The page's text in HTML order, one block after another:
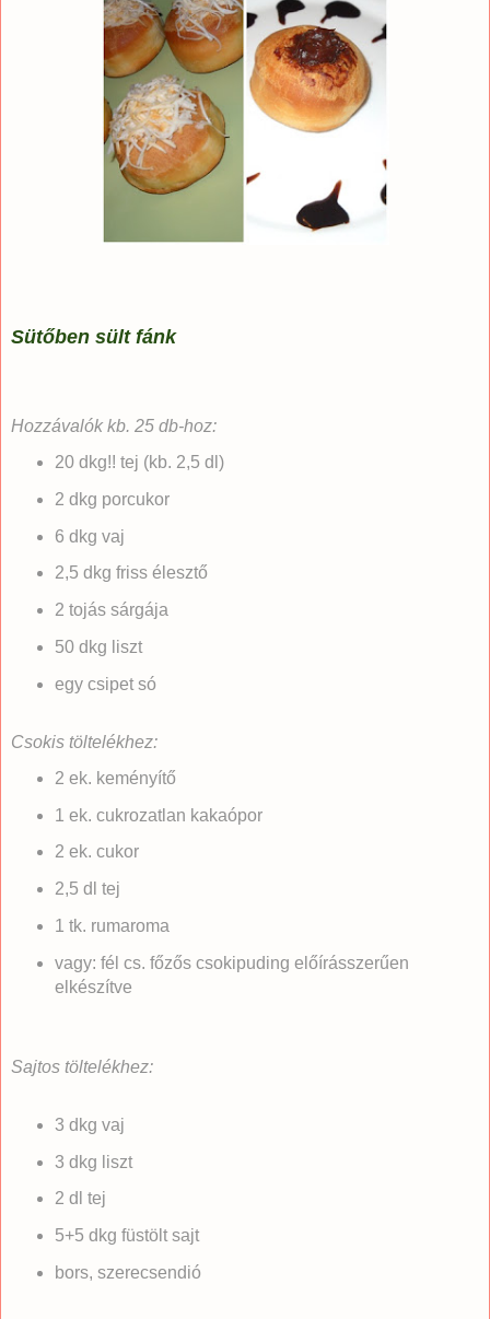
Sütőben sült fánk
Hozzávalók kb. 25 db-hoz:
20 dkg!! tej (kb. 2,5 dl)
2 dkg porcukor
6 dkg vaj
2,5 dkg friss élesztő
2 tojás sárgája
50 dkg liszt
egy csipet só
Csokis töltelékhez:
2 ek. keményítő
1 ek. cukrozatlan kakaópor
2 ek. cukor
2,5 dl tej
1 tk. rumaroma
vagy: fél cs. főzős csokipuding előírásszerűen
elkészítve
Sajtos töltelékhez:
3 dkg vaj
3 dkg liszt
2 dl tej
5+5 dkg füstölt sajt
bors, szerecsendió